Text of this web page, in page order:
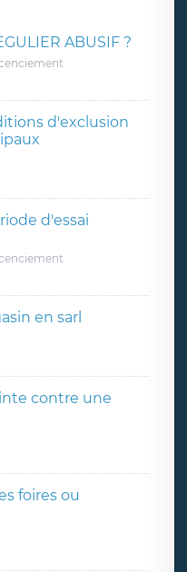
ABUSIF ?
d'exclusion
d'essai
en sarl
contre une
foires ou